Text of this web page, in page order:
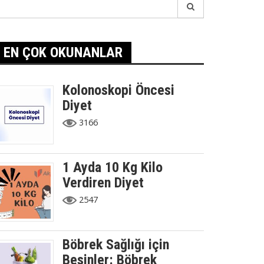
EN ÇOK OKUNANLAR
Kolonoskopi Öncesi
Diyet
3166
1 Ayda 10 Kg Kilo
Verdiren Diyet
2547
Böbrek Sağlığı için
Besinler: Böbrek